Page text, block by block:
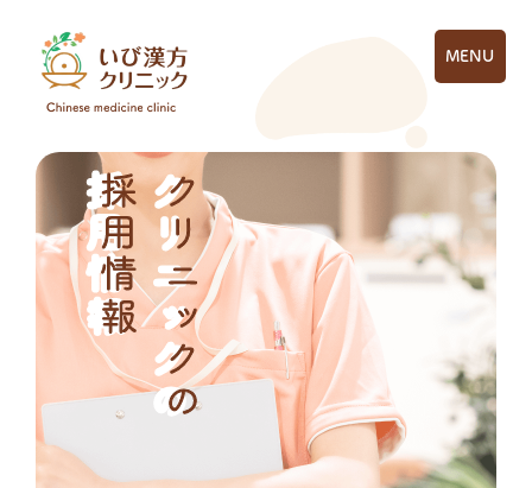
クリニックの
採用情報 クリニックの
採用情報
MENU